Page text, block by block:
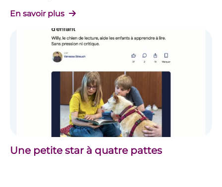
En savoir plus
Une petite star à quatre pattes